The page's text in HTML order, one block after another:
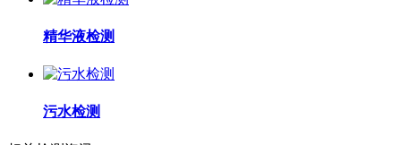
精华液检测
污水检测